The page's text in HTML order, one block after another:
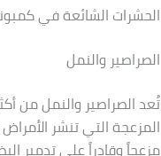
الحشرات الشائعة في
الصراصير والنمل
تُعد الصراصير والنمل من
المزعجة التي تنشر
مزعجاً وقادراً على تدمير